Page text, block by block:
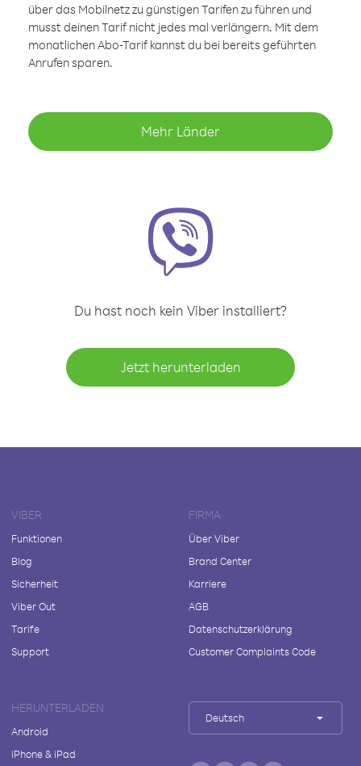
über das Mobilnetz zu günstigen Tarifen zu führen und
musst deinen Tarif nicht jedes mal verlängern. Mit dem
monatlichen Abo-Tarif kannst du bei bereits geführten
Anrufen sparen.
Mehr Länder
Du hast noch kein Viber installiert?
Jetzt herunterladen
VIBER
Funktionen
Blog
Sicherheit
Viber Out
Tarife
Support
FIRMA
Über Viber
Brand Center
Karriere
AGB
Datenschutzerklärung
Customer Complaints Code
HERUNTERLADEN
Android
iPhone & iPad
Deutsch